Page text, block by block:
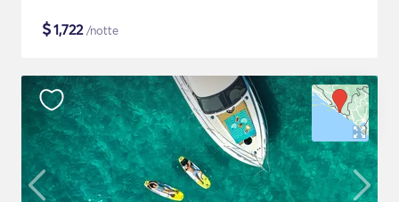
$1,722/notte